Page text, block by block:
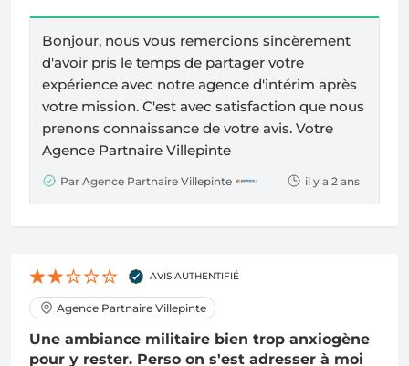
Bonjour, nous vous remercions sincèrement
d'avoir pris le temps de partager votre
expérience avec notre agence d'intérim après
votre mission. C'est avec satisfaction que nous
prenons connaissance de votre avis. Votre
Agence Partnaire Villepinte
Par Agence Partnaire Villepinte il y a 2 ans
AVIS AUTHENTIFIÉ
Agence Partnaire Villepinte
Une ambiance militaire bien trop anxiogène
pour y rester. Perso on s'est adresser à moi